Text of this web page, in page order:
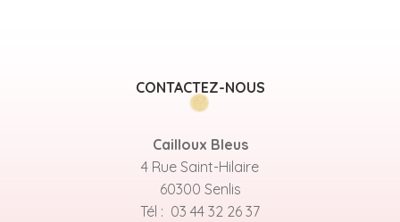
CONTACTEZ-NOUS
Cailloux Bleus
4 Rue Saint-Hilaire
60300 Senlis
Tél : 03 44 32 26 37